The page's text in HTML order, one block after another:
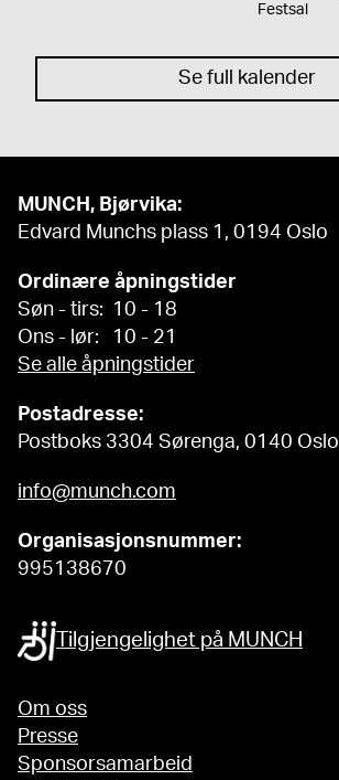
Festsal
Se full kalender
MUNCH, Bjørvika:
Edvard Munchs plass 1, 0194 Oslo
Ordinære åpningstider
Søn - tirs: 10 - 18
Ons - lør: 10 - 21
Se alle åpningstider
Postadresse:
Postboks 3304 Sørenga, 0140 Oslo
info@munch.com
Organisasjonsnummer:
995138670
Tilgjengelighet på MUNCH
Om oss
Presse
Sponsorsamarbeid